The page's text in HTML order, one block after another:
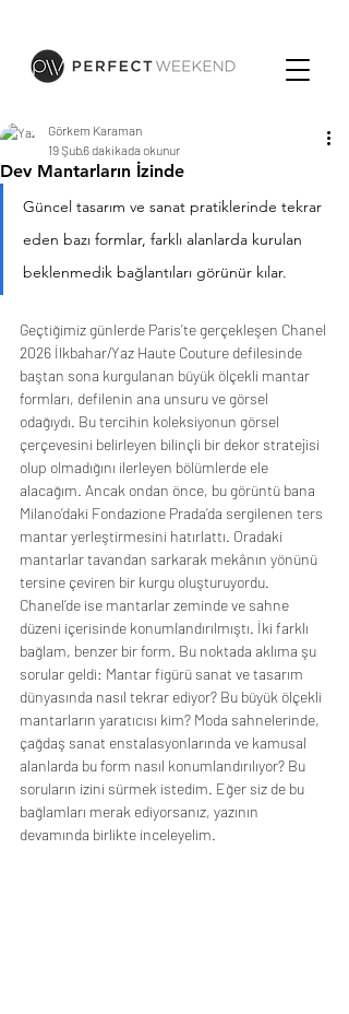
Dev Mantarların İzinde
Görkem Karaman
19 Şub6 dakikada okunur
Güncel tasarım ve sanat pratiklerinde tekrar
eden bazı formlar, farklı alanlarda kurulan
beklenmedik bağlantıları görünür kılar.
Geçtiğimiz günlerde Paris’te gerçekleşen Chanel
2026 İlkbahar/Yaz Haute Couture defilesinde
baştan sona kurgulanan büyük ölçekli mantar
formları, defilenin ana unsuru ve görsel
odağıydı. Bu tercihin koleksiyonun görsel
çerçevesini belirleyen bilinçli bir dekor stratejisi
olup olmadığını ilerleyen bölümlerde ele
alacağım. Ancak ondan önce, bu görüntü bana
Milano’daki Fondazione Prada’da sergilenen ters
mantar yerleştirmesini hatırlattı. Oradaki
mantarlar tavandan sarkarak mekânın yönünü
tersine çeviren bir kurgu oluşturuyordu.
Chanel’de ise mantarlar zeminde ve sahne
düzeni içerisinde konumlandırılmıştı. İki farklı
bağlam, benzer bir form. Bu noktada aklıma şu
sorular geldi: Mantar figürü sanat ve tasarım
dünyasında nasıl tekrar ediyor? Bu büyük ölçekli
mantarların yaratıcısı kim? Moda sahnelerinde,
çağdaş sanat enstalasyonlarında ve kamusal
alanlarda bu form nasıl konumlandırılıyor? Bu
soruların izini sürmek istedim. Eğer siz de bu
bağlamları merak ediyorsanız, yazının
devamında birlikte inceleyelim.